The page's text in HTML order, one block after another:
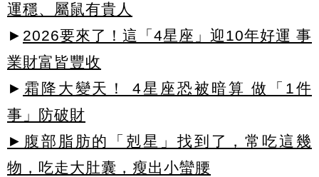
運穩、屬鼠有貴人
► 2026要來了！這「4星座」迎10年好運 事
業財富皆豐收
► 霜降大變天！ 4星座恐被暗算 做「1件
事」防破財
►腹部脂肪的「剋星」找到了，常吃這幾
物，吃走大肚囊，瘦出小蠻腰